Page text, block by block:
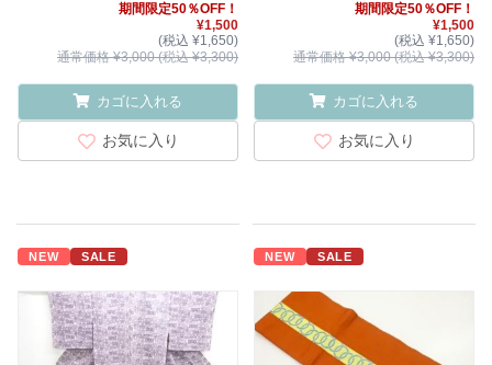
期間限定50％OFF！
¥1,500
(税込 ¥1,650)
通常価格 ¥3,000 (税込 ¥3,300)
カゴに入れる
お気に入り
期間限定50％OFF！
¥1,500
(税込 ¥1,650)
通常価格 ¥3,000 (税込 ¥3,300)
カゴに入れる
お気に入り
NEW SALE NEW SALE